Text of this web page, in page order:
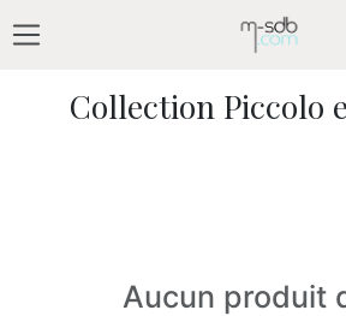
Collection Piccolo et
Collection Piccolo
Aucun produit